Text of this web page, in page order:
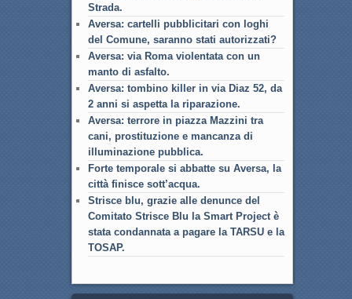
Strada.
Aversa: cartelli pubblicitari con loghi
del Comune, saranno stati autorizzati?
Aversa: via Roma violentata con un
manto di asfalto.
Aversa: tombino killer in via Diaz 52, da
2 anni si aspetta la riparazione.
Aversa: terrore in piazza Mazzini tra
cani, prostituzione e mancanza di
illuminazione pubblica.
Forte temporale si abbatte su Aversa, la
città finisce sott’acqua.
Strisce blu, grazie alle denunce del
Comitato Strisce Blu la Smart Project è
stata condannata a pagare la TARSU e la
TOSAP.